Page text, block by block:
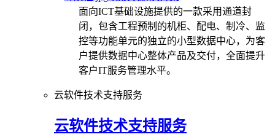
面向ICT基础设施提供的一款采用通道封
闭，包含工程预制的机柜、配电、制冷、监
控等功能单元的独立的小型数据中心，为客
户提供数据中心整体产品及交付，全面提升
客户IT服务管理水平。
云软件技术支持服务
云软件技术支持服务